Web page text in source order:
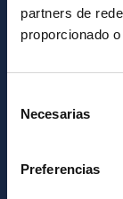
partners de
proporcionado
Necesarias
Preferencias